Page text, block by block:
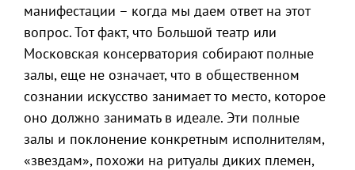
манифестации – когда мы даем ответ на этот
вопрос. Тот факт, что Большой театр или
Московская консерватория собирают полные
залы, еще не означает, что в общественном
сознании искусство занимает то место, которое
оно должно занимать в идеале. Эти полные
залы и поклонение конкретным исполнителям,
«звездам», похожи на ритуалы диких племен,